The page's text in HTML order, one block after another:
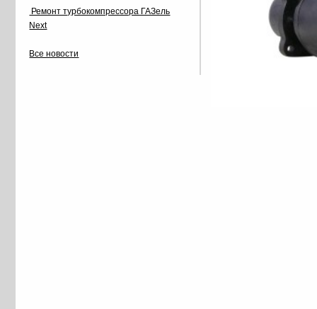
Ремонт турбокомпрессора ГАЗель
Next
Все новости